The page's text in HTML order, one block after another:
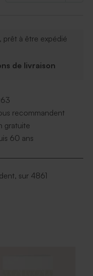
avec un
et une
assembler
à être expédié
de livraison
recommandent
gratuite
60 ans
sur 4861